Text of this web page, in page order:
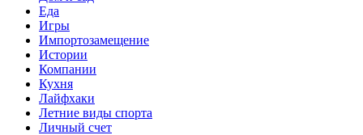
Еда
Игры
Импортозамещение
Истории
Компании
Кухня
Лайфхаки
Летние виды спорта
Личный счет